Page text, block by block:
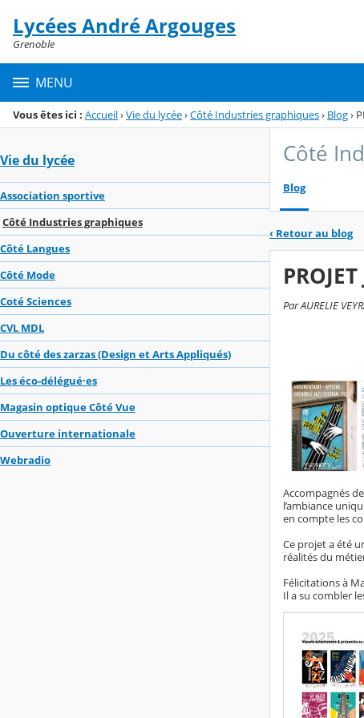
Menu de la rubrique
Contenu
Lycées André Argouges
Grenoble
MENU
Vous êtes ici : Accueil›Vie du lycée›Côté Industries graphiques› Blog›
Vie du lycée
Association sportive
Côté Industries graphiques
Côté Langues
Côté Mode
Coté Sciences
CVL MDL
Du côté des zarzas (Design et Arts Appliqués)
Les éco-délégué·es
Magasin optique Côté Vue
Ouverture internationale
Webradio
Côté
Blog
‹ Retour au blog
Par AURELIE
Accompagnés
l’ambiance
en compte les
Ce projet a été
réalités du
Félicitations à
Il a su combler